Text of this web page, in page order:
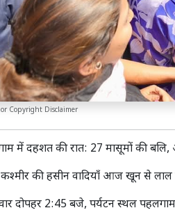
or Copyright Disclaimer
में दहशत की रात: 27 मासूमों की
की हसीन वादियाँ आज खून से लाल
दोपहर 2:45 बजे, पर्यटन स्थल